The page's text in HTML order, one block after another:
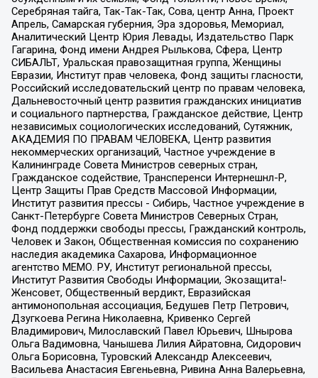
Серебряная тайга, Так-Так-Так, Сова, центр Анна, Проект
Апрель, Самарская губерния, Эра здоровья, Мемориал,
Аналитический Центр Юрия Левады, Издательство Парк
Гагарина, Фонд имени Андрея Рылькова, Сфера, Центр
СИБАЛЬТ, Уральская правозащитная группа, Женщины
Евразии, Институт прав человека, Фонд защиты гласности,
Российский исследовательский центр по правам человека,
Дальневосточный центр развития гражданских инициатив
и социального партнерства, Гражданское действие, Центр
независимых социологических исследований, Сутяжник,
АКАДЕМИЯ ПО ПРАВАМ ЧЕЛОВЕКА, Центр развития
некоммерческих организаций, Частное учреждение в
Калининграде Совета Министров северных стран,
Гражданское содействие, Трансперенси Интернешнл-Р,
Центр Защиты Прав Средств Массовой Информации,
Институт развития прессы - Сибирь, Частное учреждение в
Санкт-Петербурге Совета Министров Северных Стран,
Фонд поддержки свободы прессы, Гражданский контроль,
Человек и Закон, Общественная комиссия по сохранению
наследия академика Сахарова, Информационное
агентство МЕМО. РУ, Институт региональной прессы,
Институт Развития Свободы Информации, Экозащита!-
Женсовет, Общественный вердикт, Евразийская
антимонопольная ассоциация, Бедушев Петр Петрович,
Дзугкоева Регина Николаевна, Кривенко Сергей
Владимирович, Милославский Павел Юрьевич, Шнырова
Ольга Вадимовна, Чанышева Лилия Айратовна, Сидорович
Ольга Борисовна, Туровский Александр Алексеевич,
Васильева Анастасия Евгеньевна, Ривина Анна Валерьевна,